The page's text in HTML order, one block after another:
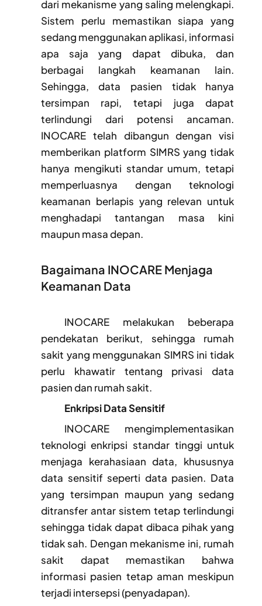
dari mekanisme yang saling melengkapi.
Sistem perlu memastikan siapa yang
sedang menggunakan aplikasi, informasi
apa saja yang dapat dibuka, dan
berbagai langkah keamanan lain.
Sehingga, data pasien tidak hanya
tersimpan rapi, tetapi juga dapat
terlindungi dari potensi ancaman.
INOCARE telah dibangun dengan visi
memberikan platform SIMRS yang tidak
hanya mengikuti standar umum, tetapi
memperluasnya dengan teknologi
keamanan berlapis yang relevan untuk
menghadapi tantangan masa kini
maupun masa depan.
Bagaimana INOCARE Menjaga
Keamanan Data
INOCARE melakukan beberapa
pendekatan berikut, sehingga rumah
sakit yang menggunakan SIMRS ini tidak
perlu khawatir tentang privasi data
pasien dan rumah sakit.
Enkripsi Data Sensitif
INOCARE mengimplementasikan
teknologi enkripsi standar tinggi untuk
menjaga kerahasiaan data, khususnya
data sensitif seperti data pasien. Data
yang tersimpan maupun yang sedang
ditransfer antar sistem tetap terlindungi
sehingga tidak dapat dibaca pihak yang
tidak sah. Dengan mekanisme ini, rumah
sakit dapat memastikan bahwa
informasi pasien tetap aman meskipun
terjadi intersepsi (penyadapan).